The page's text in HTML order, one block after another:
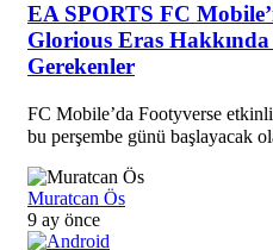
EA SPORTS FC
Glorious Eras
Gerekenler
FC Mobile’da Footyverse
bu perşembe günü başlayacak
Muratcan Ös
9 ay önce